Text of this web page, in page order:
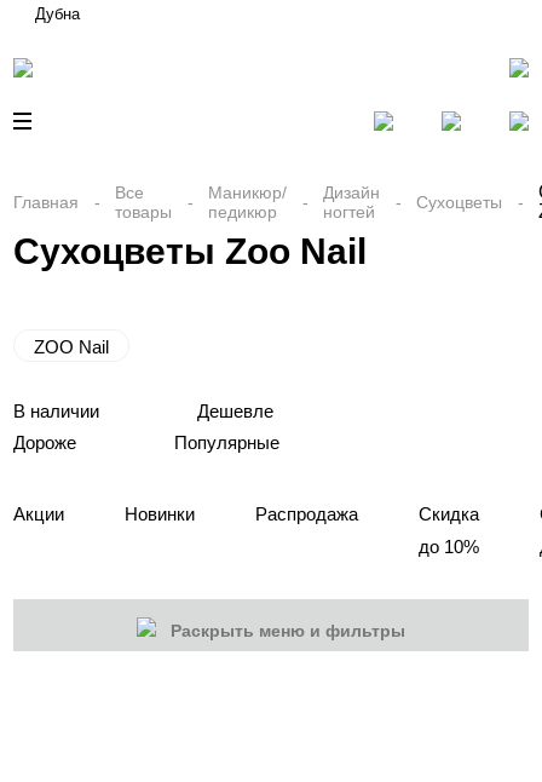
Дубна
Главная
Все
товары
Маникюр/
педикюр
Дизайн
ногтей
Сухоцветы
Сухоцветы Zoo Nail
ZOO Nail
В наличии
Дешевле
Дороже
Популярные
Акции Новинки Распродажа
Скидка
до 10%
Раскрыть меню и фильтры